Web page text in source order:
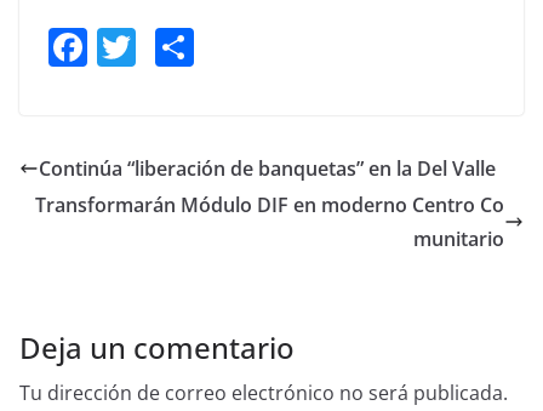
F
e
b
T
er e
Continúa “liberación de banquetas” en la Del Valle
Transformarán Módulo DIF en moderno Centro Co
munitario
Deja un comentario
Tu dirección de correo electrónico no será publicada.